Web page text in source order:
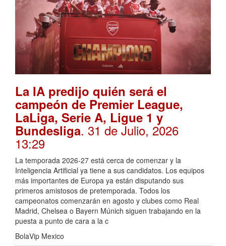
La IA predijo quién será el
campeón de Premier League,
LaLiga, Serie A, Ligue 1 y
Bundesliga. 31 de Julio, 2026
13:29
La temporada 2026-27 está cerca de comenzar y la
Inteligencia Artificial ya tiene a sus candidatos. Los equipos
más importantes de Europa ya están disputando sus
primeros amistosos de pretemporada. Todos los
campeonatos comenzarán en agosto y clubes como Real
Madrid, Chelsea o Bayern Múnich siguen trabajando en la
puesta a punto de cara a la c
BolaVip Mexico